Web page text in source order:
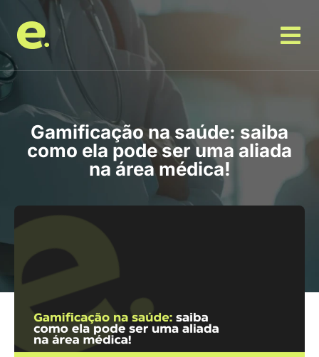
Gamificação na saúde: saiba
como ela pode ser uma aliada
na área médica!